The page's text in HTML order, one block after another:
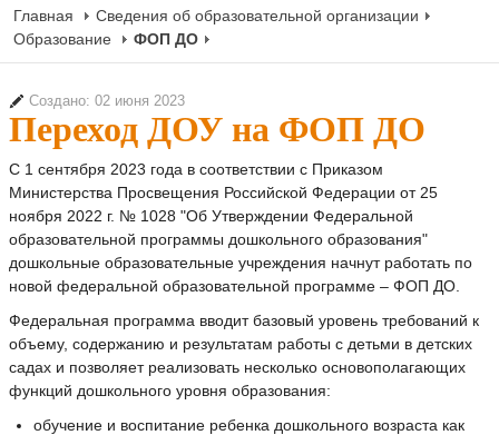
Главная
Сведения об образовательной организации
Образование
ФОП ДО
Создано: 02 июня 2023
Переход ДОУ на ФОП ДО
С 1 сентября 2023 года в соответствии с Приказом
Министерства Просвещения Российской Федерации от 25
ноября 2022 г. № 1028 "Об Утверждении Федеральной
образовательной программы дошкольного образования"
дошкольные образовательные учреждения начнут работать по
новой федеральной образовательной программе – ФОП ДО.
Федеральная программа вводит базовый уровень требований к
объему, содержанию и результатам работы с детьми в детских
садах и позволяет реализовать несколько основополагающих
функций дошкольного уровня образования:
обучение и воспитание ребенка дошкольного возраста как